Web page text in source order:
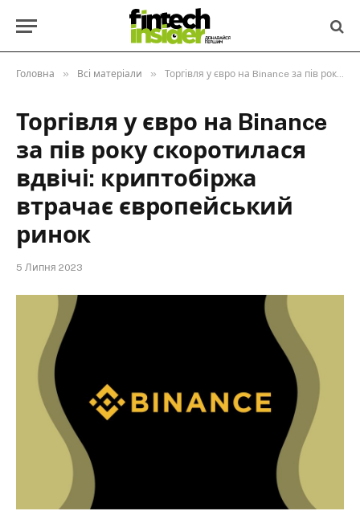
Головна » Всі матеріали » Торгівля у євро на Binance за пів року скоротилася вдвічі: криптобіржа втрачає європейський ринок
Торгівля у євро на Binance
за пів року скоротилася
вдвічі: криптобіржа
втрачає європейський
ринок
5 Липня 2023